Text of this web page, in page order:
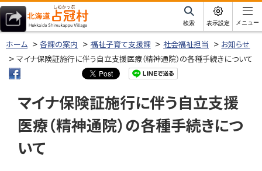
本
文
へ北海道占冠村
サ
イ
ト
内
検索 表示設定 メニュー
ホーム 各課の案内 福祉子育て支援課 社会福祉担当
お知らせ
マイナ保険証施行に伴う自立支援医療（精神通院）の各種手続きについて
マイナ保険証施行に伴う自立支援
医療（精神通院）の各種手続きにつ
いて